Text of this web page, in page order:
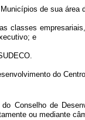
Municípios de sua
classes
e
do
Conselho de
ou mediante